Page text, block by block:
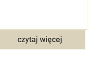
czytaj więcej